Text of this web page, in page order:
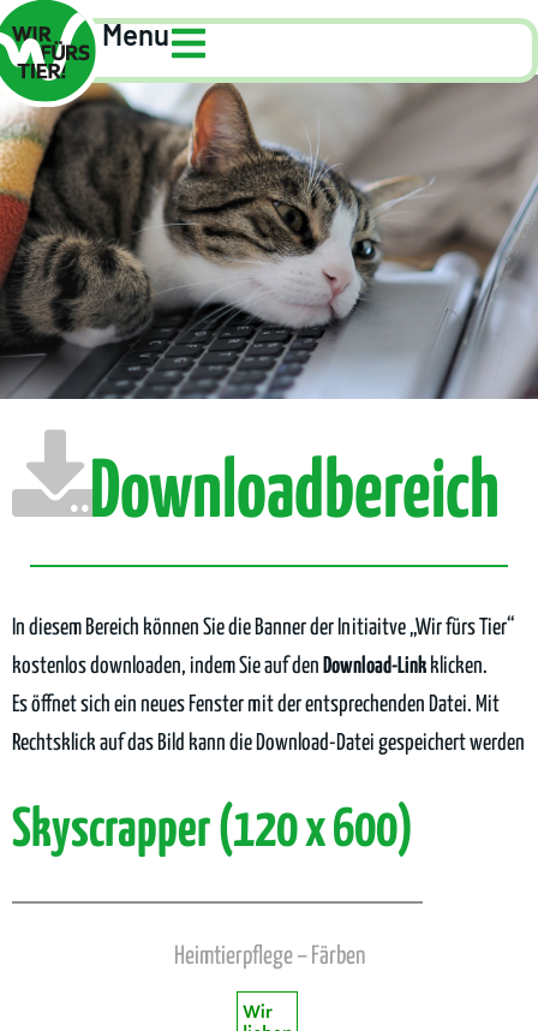
Menu
Downloadbereich
In diesem Bereich können Sie die Banner der Initiaitve „Wir fürs Tier“
kostenlos downloaden, indem Sie auf den Download-Link klicken.
Es öffnet sich ein neues Fenster mit der entsprechenden Datei. Mit
Rechtsklick auf das Bild kann die Download-Datei gespeichert werden
Skyscrapper (120 x 600)
Heimtierpflege – Färben